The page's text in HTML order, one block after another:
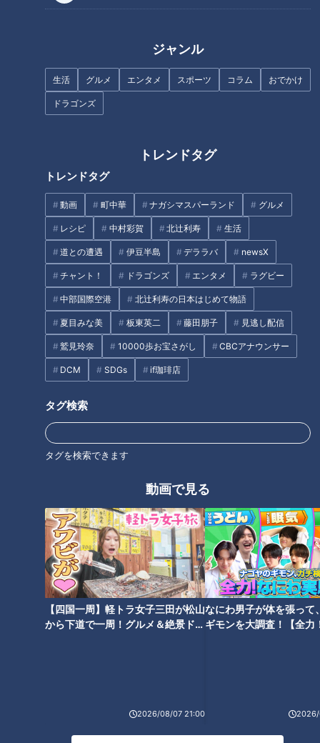
ジャンル
生活 グルメ エンタメ スポーツ コラム おでかけ
ドラゴンズ
トレンドタグ
トレンドタグ
動画 町中華 ナガシマスパーランド グルメ
レシピ 中村彩賀 北辻利寿 生活
道との遭遇 伊豆半島 デララバ newsX
チャント！ ドラゴンズ エンタメ ラグビー
中部国際空港 北辻利寿の日本はじめて物語
夏目みな美 板東英二 藤田朋子 見逃し配信
鷲見玲奈 10000歩お宝さがし CBCアナウンサー
DCM SDGs if珈琲店
タグ検索
タグを検索できます
動画で見る
【四国一周】軽トラ女子三田が松山
から下道で一周！グルメ＆絶景ドラ
2026/08/07 21:00
なにわ男子が体を張って
ギモンを大調査！【全力
2026/
いための対策を徹底検証！ 足
厚着＆半身浴も要注意！？間違
～カビが感染症を招く！～おう
健康 ゲンキの時間 坂下千里子 石丸幹二
オススメ関連コンテンツ
世界一楽なスクワット！？ダイ
エットのスペシャリストに学ぶ
「無理なくやせる方法」
「耳アカ」実は取っちゃいけな
トラブル
今こそ気を付けたい食中毒
夏にオススメのネバネバ食材
血液ドロドロ血管カチコチ撃退